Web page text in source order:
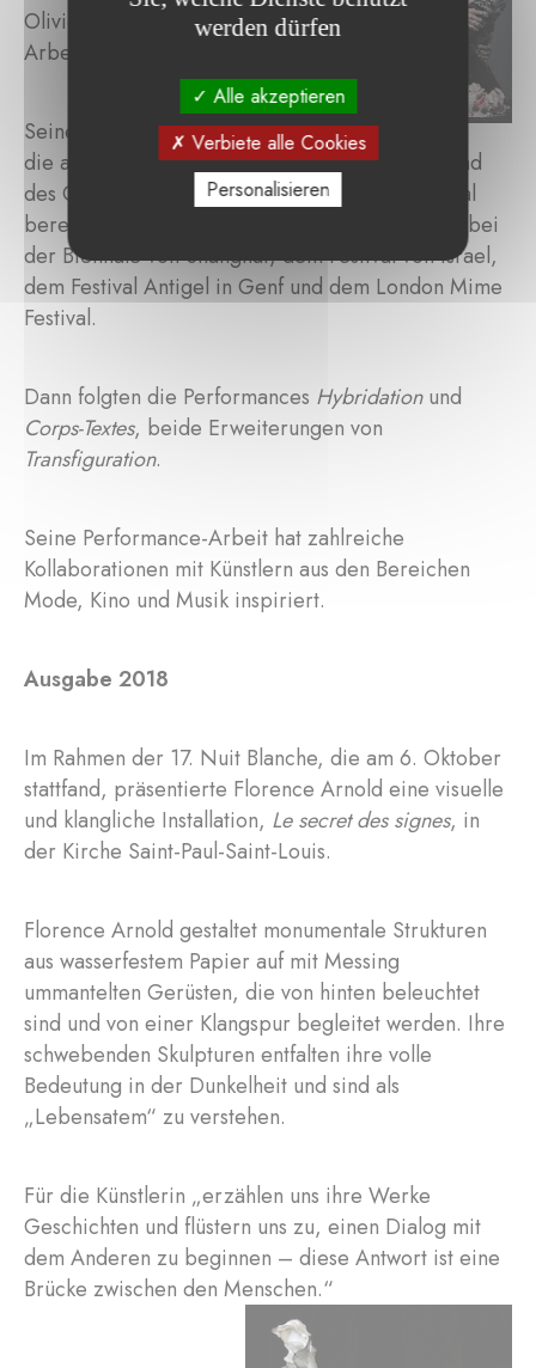
Olivier de Sagazans künstlerischer
Arbeit.
Seine PerformanceTransfiguration,
die auf einer Übermodellierung des Schädels und
des Gesichts mit Ton basiert, wurde international
bereits über hundert Mal aufgeführt – darunter bei
der Biennale von Shanghai, dem Festival von Israel,
dem Festival Antigel in Genf und dem London Mime
Festival.
Dann folgten die Performances Hybridationund
Corps-Textes, beide Erweiterungen von
Transfiguration.
Seine Performance-Arbeit hat zahlreiche
Kollaborationen mit Künstlern aus den Bereichen
Mode, Kino und Musik inspiriert.
Ausgabe 2018
Im Rahmen der 17. Nuit Blanche, die am 6. Oktober
stattfand, präsentierte Florence Arnold eine visuelle
und klangliche Installation, Le secret des signes, in
der Kirche Saint-Paul-Saint-Louis.
Florence Arnold gestaltet monumentale Strukturen
aus wasserfestem Papier auf mit Messing
ummantelten Gerüsten, die von hinten beleuchtet
sind und von einer Klangspur begleitet werden. Ihre
schwebenden Skulpturen entfalten ihre volle
Bedeutung in der Dunkelheit und sind als
„Lebensatem“ zu verstehen.
Für die Künstlerin „erzählen uns ihre Werke
Geschichten und flüstern uns zu, einen Dialog mit
dem Anderen zu beginnen – diese Antwort ist eine
Brücke zwischen den Menschen.“
werden dürfen
Alle akzeptieren
Verbiete alle Cookies
Personalisieren